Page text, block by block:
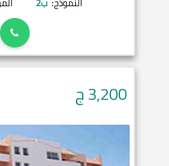
3,200ج